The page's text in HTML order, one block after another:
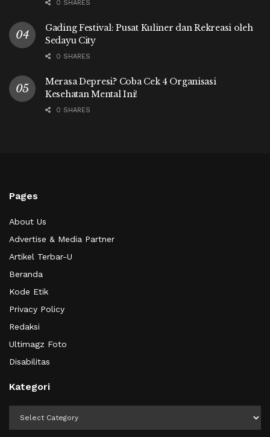
0 SHARES
Gading Festival: Pusat Kuliner dan Rekreasi oleh
Sedayu City
0 SHARES
Merasa Depresi? Coba Cek 4 Organisasi
Kesehatan Mental Ini!
0 SHARES
Pages
About Us
Advertise & Media Partner
Artikel Terbar-U
Beranda
Kode Etik
Privacy Policy
Redaksi
Ultimagz Foto
Disabilitas
Kategori